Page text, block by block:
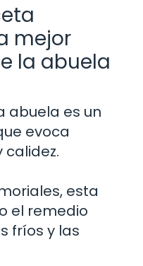
mejor
la abuela
abuela es un
evoca
esta
el remedio
fríos y las